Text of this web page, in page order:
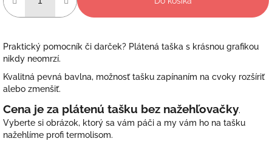
Praktický pomocník či darček? Plátená taška s krásnou grafikou
nikdy neomrzí.
Kvalitná pevná bavlna, možnosť tašku zapínaním na cvoky rozšíriť
alebo zmenšiť.
Cena je za plátenú tašku bez nažehľovačky.
Vyberte si obrázok, ktorý sa vám páči a my vám ho na tašku
nažehlíme profi termolisom.